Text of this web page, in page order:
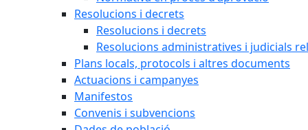
Resolucions i decrets
Resolucions i decrets
Resolucions administratives i judicials
Plans locals, protocols i altres documents
Actuacions i campanyes
Manifestos
Convenis i subvencions